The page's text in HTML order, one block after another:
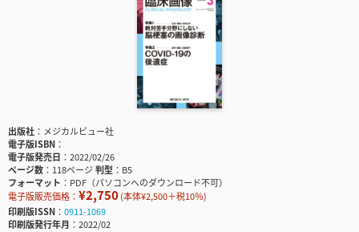
出版社
メジカルビュー社
電子版ISBN
電子版発売日
2022/02/26
ページ数
118ページ判型
B5
フォーマット
PDF（パソコンへのダウンロード不可）
電子版販売価格： ¥2,750(本体¥2,500＋税10％)
印刷版ISSN
0911-1069
印刷版発行年月
2022/02